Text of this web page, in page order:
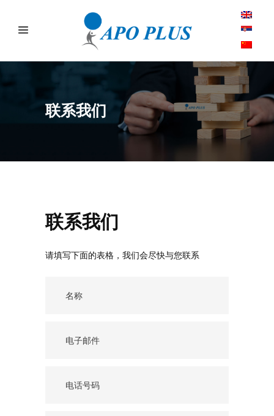
联系我们
联系我们
请填写下面的表格，我们会尽快与您联系